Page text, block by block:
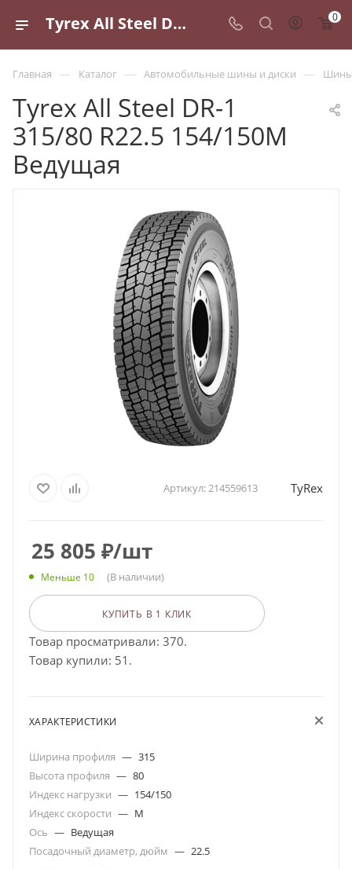
Tyrex All Steel DR-1 315/80 R22.5 154/150M Ведущая - купить в Санкт-Петербурге по выгодной цене 0
Главная — Каталог — Автомобильные шины и диски — Шины
Tyrex All Steel DR-1
315/80 R22.5 154/150M
Ведущая
Артикул:214559613 TyRex
25 805 ₽/шт
Меньше 10 (В наличии)
КУПИТЬ В 1 КЛИК
Товар просматривали: 370.
Товар купили: 51.
ХАРАКТЕРИСТИКИ
Ширина профиля — 315
Высота профиля — 80
Индекс нагрузки — 154/150
Индекс скорости — M
Ось — Ведущая
Посадочный диаметр, дюйм — 22.5